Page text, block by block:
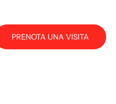
PRENOTA UNA VISITA